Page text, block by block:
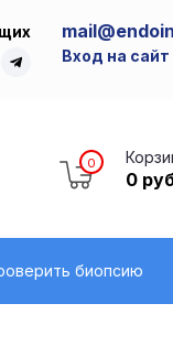
Вход на сайт
0
0
биопсию